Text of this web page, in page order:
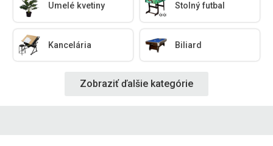
Umelé kvetiny Stolný futbal
Kancelária Biliard
Zobraziť ďalšie kategórie